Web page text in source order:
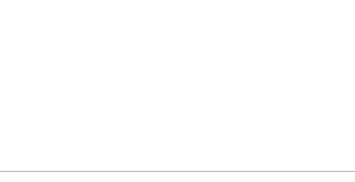
؟!!!! كذلك لا داعي للاجابة
هي اختيار الشخص المناسب و مدى رضانا و مدى تأقلمنا مع الحياة
. هل وجهة نظر الزواج المبكر صحيحة ؟؟؟